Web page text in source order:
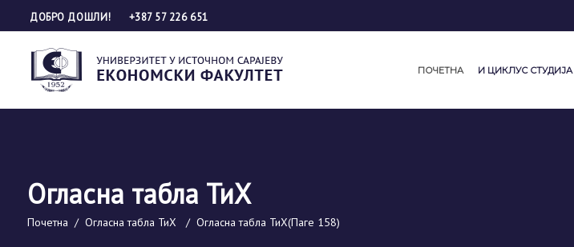
ДОБРО ДОШЛИ! +387 57 226 651
ПОЧЕТНА И ЦИКЛУС СТУДИЈА
Огласна табла ТиХ
Почетна / Огласна табла ТиХ / Огласна табла ТиХ(Паге 158)